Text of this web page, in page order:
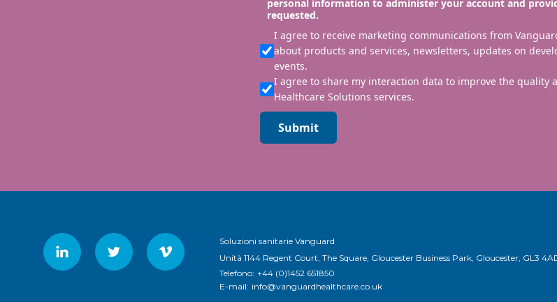
personal information to administer your account and
requested.
I agree to receive marketing communications from
about products and services, newsletters, updates on
events.
I agree to share my interaction data to improve the quality
Healthcare Solutions services.
Submit
Soluzioni sanitarie Vanguard
Unità 1144 Regent Court, The Square, Gloucester Business Park, Gloucester, GL3
Telefono: +44 (0)1452 651850
E-mail: info@vanguardhealthcare.co.uk